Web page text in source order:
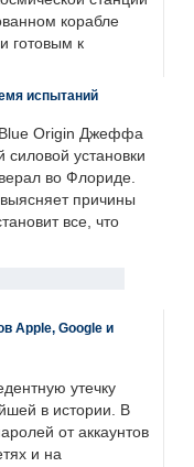
корабле
готовым к
испытаний
Blue Origin Джеффа
силовой установки
во Флориде.
причины
все, что
Apple, Google и
утечку
в истории. В
от аккаунтов
и на